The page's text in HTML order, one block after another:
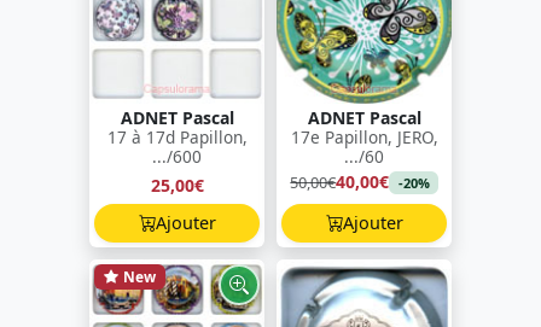
ADNET Pascal
17 à 17d Papillon,
.../600
25,00€
Ajouter
ADNET Pascal
17e Papillon, JERO,
.../60
50,00€40,00€ -20%
Ajouter
New